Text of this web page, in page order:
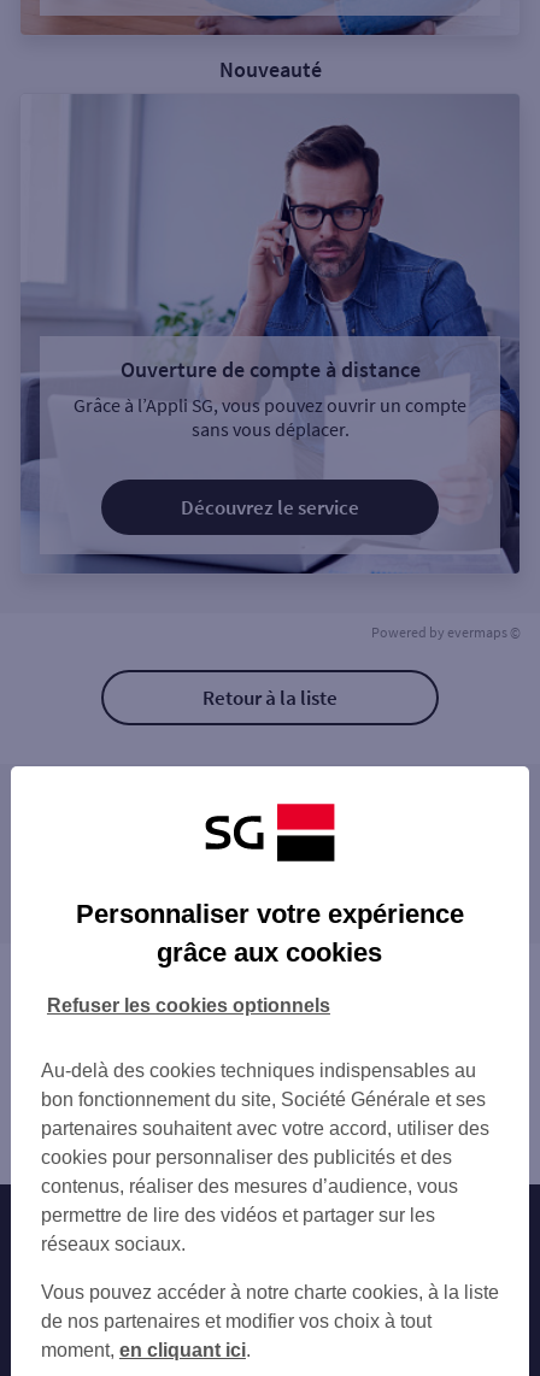
Nouveauté
Ouverture de compte à distance
Grâce à l’Appli SG, vous pouvez ouvrir un compte
sans vous déplacer.
Découvrez le service
Powered by evermaps ©
Retour à la liste
Les distributeurs/automates à proximité
CAMBRAI LORRAINE
CAMBRAI 58 AV DE LA VICTOIRE
AVESNES LES AUBERT 13 RUE CAMELINAT
CAUDRY 12 PL EUGENE FIEVET
ECOURT SAINT QUENTIN
VILLERS OUTREAUX
SOLESMES 5 RUE EMILE DUEE
SOMAIN 181 BD LOUISE MICHEL
DENAIN 96 RUE DE VILLARS
DENAIN VILLARS
SIN LE NOBLE
AVIA LA SENTINELLE EST
VITRY EN ARTOIS 2 RUE DE LA GARE
C.CIAL AULNOY VALENCIENNES
proximité
DOUCHY-LES-MINES
Vous êtes ici : Accueil
Trouver une agence bancaire
Nord
Cambrai
Distributeur/automate CAMBRAI 11 RUE D ALSACE
LORRAINE
Nos engagements Nous contacter
Autres sites SG
Professionnels
Entreprises
Personnaliser votre expérience
grâce aux cookies
Au-delà des cookies techniques indispensables au
bon fonctionnement du site, Société Générale et ses
partenaires souhaitent avec votre accord, utiliser des
cookies pour personnaliser des publicités et des
contenus, réaliser des mesures d’audience, vous
permettre de lire des vidéos et partager sur les
réseaux sociaux.
Vous pouvez accéder à notre charte cookies, à la liste
de nos partenaires et modifier vos choix à tout
moment, en cliquant ici.
Refuser les cookies optionnels